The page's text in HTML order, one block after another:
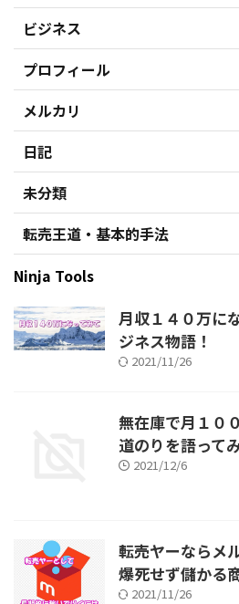
ビジネス
プロフィール
メルカリ
日記
未分類
転売王道・基本的手法
Ninja Tools
月収１４０万に
ジネス物語！
2021/11/26
無在庫で月１０
道のりを語って
2021/12/6
転売ヤーならメ
爆死せず儲かる
2021/11/26